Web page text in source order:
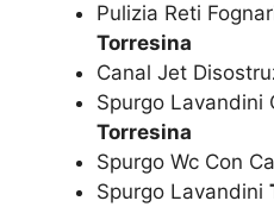
Pulizia Reti
Torresina
Canal Jet
Spurgo Lavandini
Torresina
Spurgo Wc Con
Spurgo Lavandini